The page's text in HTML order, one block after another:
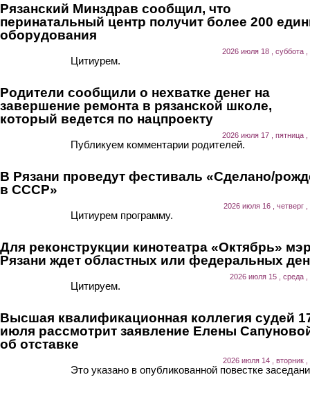
Рязанский Минздрав сообщил, что
перинатальный центр получит более 200
оборудования
2026 июля 18 , суббота ,
Цитиурем.
Родители сообщили о нехватке денег на
завершение ремонта в рязанской школе,
который ведется по нацпроекту
2026 июля 17 , пятница ,
Публикуем комментарии родителей.
В Рязани проведут фестиваль «Сделано/
в СССР»
2026 июля 16 , четверг ,
Цитиурем программу.
Для реконструкции кинотеатра «Октябрь»
Рязани ждет областных или федеральных
2026 июля 15 , среда ,
Цитируем.
Высшая квалификационная коллегия судей
июля рассмотрит заявление Елены
об отставке
2026 июля 14 , вторник ,
Это указано в опубликованной повестке